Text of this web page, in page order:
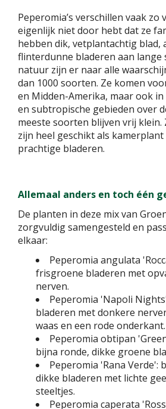
Peperomia’s verschillen vaak zo
eigenlijk niet door hebt dat ze
hebben dik, vetplantachtig blad,
flinterdunne bladeren aan lange
natuur zijn er naar alle
dan 1000 soorten. Ze komen
en Midden-Amerika, maar ook
en subtropische gebieden over
meeste soorten blijven vrij klein.
zijn heel geschikt als
prachtige bladeren.
Allemaal anders en toch één
De planten in deze mix van
zorgvuldig samengesteld en
elkaar:
Peperomia angulata
frisgroene bladeren met
nerven.
Peperomia 'Napoli
bladeren met donkere
waas en een rode onderkant.
Peperomia obtipan
bijna ronde, dikke groene
Peperomia 'Rana Verde':
dikke bladeren met lichte
steeltjes.
Peperomia caperata